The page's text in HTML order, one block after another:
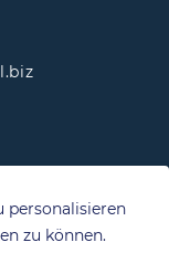
personalisieren
zu können.